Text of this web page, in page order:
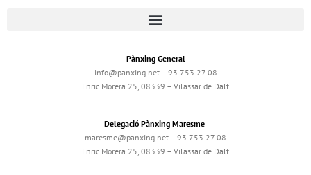
Pànxing General
info@panxing.net – 93 753 27 08
Enric Morera 25, 08339 – Vilassar de Dalt
Delegació Pànxing Maresme
maresme@panxing.net – 93 753 27 08
Enric Morera 25, 08339 – Vilassar de Dalt